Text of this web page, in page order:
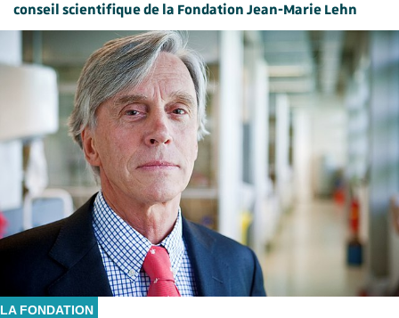
conseil scientifique de la Fondation Jean-Marie Lehn
LA FONDATION